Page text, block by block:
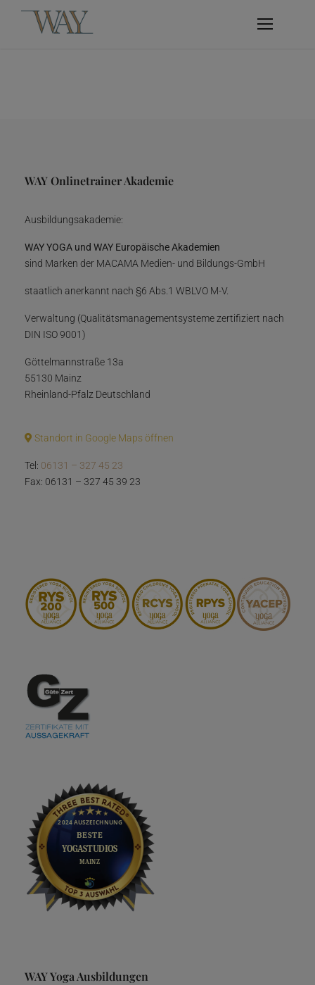
WAY Onlinetrainer Akademie
Ausbildungsakademie:
WAY YOGA und WAY Europäische Akademien
sind Marken der MACAMA Medien- und Bildungs-GmbH
staatlich anerkannt nach §6 Abs.1 WBLVO M-V.
Verwaltung (Qualitätsmanagementsysteme zertifiziert nach
DIN ISO 9001)
Göttelmannstraße 13a
55130 Mainz
Rheinland-Pfalz Deutschland
Standort in Google Maps öffnen
Tel: 06131 – 327 45 23
Fax: 06131 – 327 45 39 23
WAY Yoga Ausbildungen